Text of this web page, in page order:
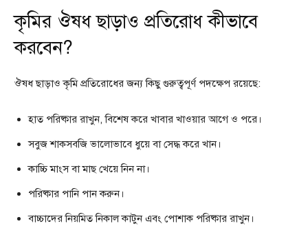
কৃমির ঔষধ ছাড়াও প্রতিরোধ কীভাবে
করবেন?
ঔষধ ছাড়াও কৃমি প্রতিরোধের জন্য কিছু গুরুত্বপূর্ণ পদক্ষেপ রয়েছে:
হাত পরিষ্কার রাখুন, বিশেষ করে খাবার খাওয়ার আগে ও পরে।
সবুজ শাকসবজি ভালোভাবে ধুয়ে বা সেদ্ধ করে খান।
কাচ্চি মাংস বা মাছ খেয়ে নিন না।
পরিষ্কার পানি পান করুন।
বাচ্চাদের নিয়মিত নিকাল কাটুন এবং পোশাক পরিষ্কার রাখুন।